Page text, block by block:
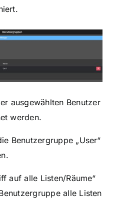
ausgewählten Benutzer
werden.
Benutzergruppe „User“
auf alle Listen/Räume“
alle Listen